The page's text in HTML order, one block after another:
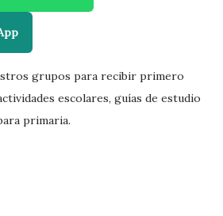
grupos para recibir primero
escolares, guías de estudio
primaria.